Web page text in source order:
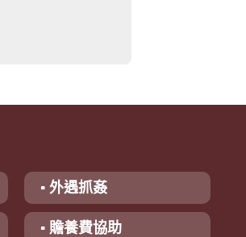
▪ 外遇抓姦
▪ 贍養費協助